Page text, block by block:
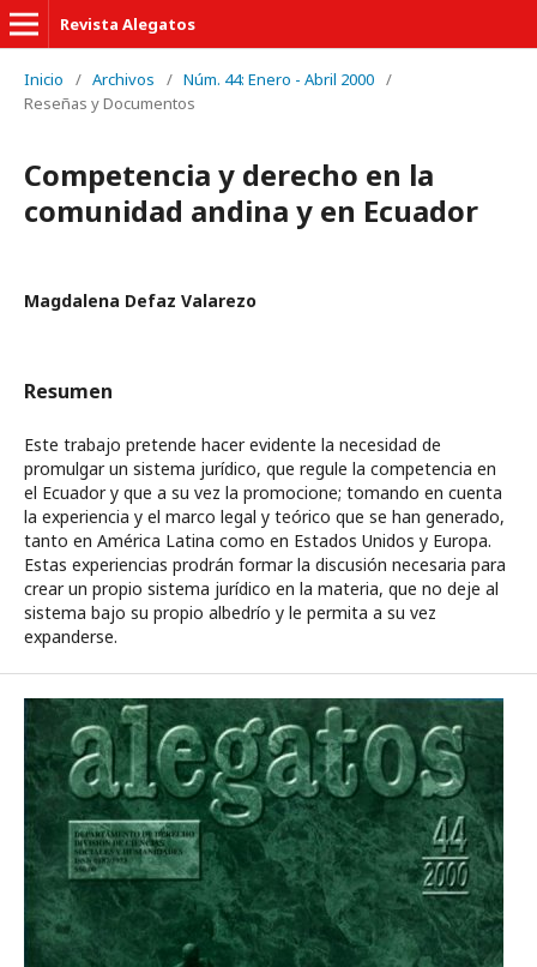
Revista Alegatos
Inicio / Archivos / Núm. 44: Enero - Abril 2000 /
Reseñas y Documentos
Competencia y derecho en la
comunidad andina y en Ecuador
Magdalena Defaz Valarezo
Resumen
Este trabajo pretende hacer evidente la necesidad de
promulgar un sistema jurídico, que regule la competencia en
el Ecuador y que a su vez la promocione; tomando en cuenta
la experiencia y el marco legal y teórico que se han generado,
tanto en América Latina como en Estados Unidos y Europa.
Estas experiencias prodrán formar la discusión necesaria para
crear un propio sistema jurídico en la materia, que no deje al
sistema bajo su propio albedrío y le permita a su vez
expanderse.